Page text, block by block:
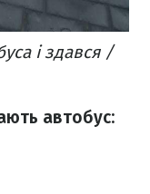
і здався /
автобус: